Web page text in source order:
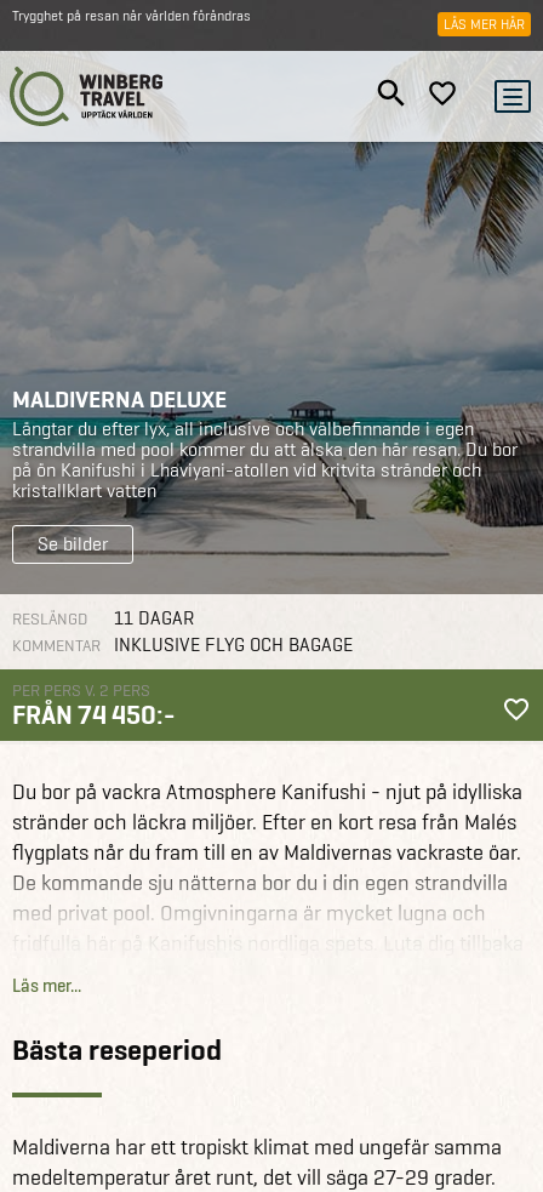
Trygghet på resan när världen förändras LÄS MER HÄR
MALDIVERNA DELUXE
Längtar du efter lyx, all inclusive och välbefinnande i egen
strandvilla med pool kommer du att älska den här resan. Du bor
på ön Kanifushi i Lhaviyani-atollen vid kritvita stränder och
kristallklart vatten
Se bilder
RESLÄNGD 11 DAGAR
KOMMENTAR INKLUSIVE FLYG OCH BAGAGE
PER PERS V. 2 PERS
FRÅN 74 450:-
Du bor på vackra Atmosphere Kanifushi - njut på idylliska
stränder och läckra miljöer. Efter en kort resa från Malés
flygplats når du fram till en av Maldivernas vackraste öar.
De kommande sju nätterna bor du i din egen strandvilla
med privat pool. Omgivningarna är mycket lugna och
fridfulla här på Kanifushis nordliga spets. Luta dig tillbaka
och skäm bort dig med utsökt mat och dryck och
Se alla våra andra fantastiska reseförslag för Maldiverna
här
Läs mer...
Bästa reseperiod
Maldiverna har ett tropiskt klimat med ungefär samma
medeltemperatur året runt, det vill säga 27-29 grader.